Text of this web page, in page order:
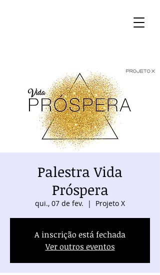
Palestra Vida
Próspera
qui., 07 de fev.
  |
Projeto X
A inscrição está fechada
Ver outros eventos